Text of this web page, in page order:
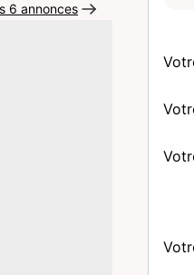
6 annonces